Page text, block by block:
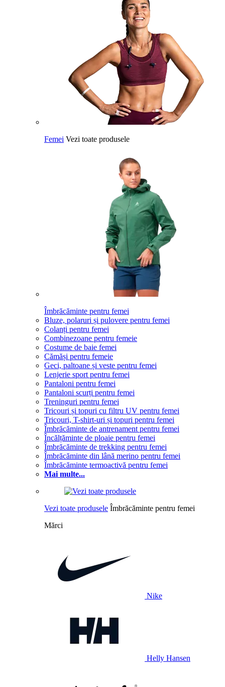
Femei Vezi toate produsele
Îmbrăcăminte pentru femei
Bluze, polaruri și pulovere pentru femei
Colanți pentru femei
Combinezoane pentru femeie
Costume de baie femei
Cămăși pentru femeie
Geci, paltoane și veste pentru femei
Lenjerie sport pentru femei
Pantaloni pentru femei
Pantaloni scurți pentru femei
Treninguri pentru femei
Tricouri și topuri cu filtru UV pentru femei
Tricouri, T-shirt-uri și topuri pentru femei
Îmbrăcăminte de antrenament pentru femei
Încălțăminte de ploaie pentru femei
Îmbrăcăminte de trekking pentru femei
Îmbrăcăminte din lână merino pentru femei
Îmbrăcăminte termoactivă pentru femei
Mai multe...
Vezi toate produsele Îmbrăcăminte pentru femei
Mărci
Nike
Helly Hansen